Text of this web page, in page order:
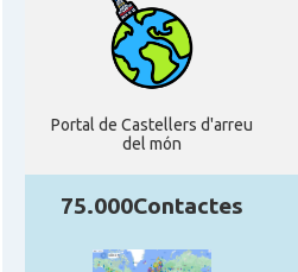
Portal de Castellers d'arreu
del món
75.000Contactes